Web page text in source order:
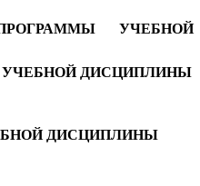
УЧЕБНОЙ
УЧЕБНОЙ ДИСЦИПЛИНЫ
ДИСЦИПЛИНЫ